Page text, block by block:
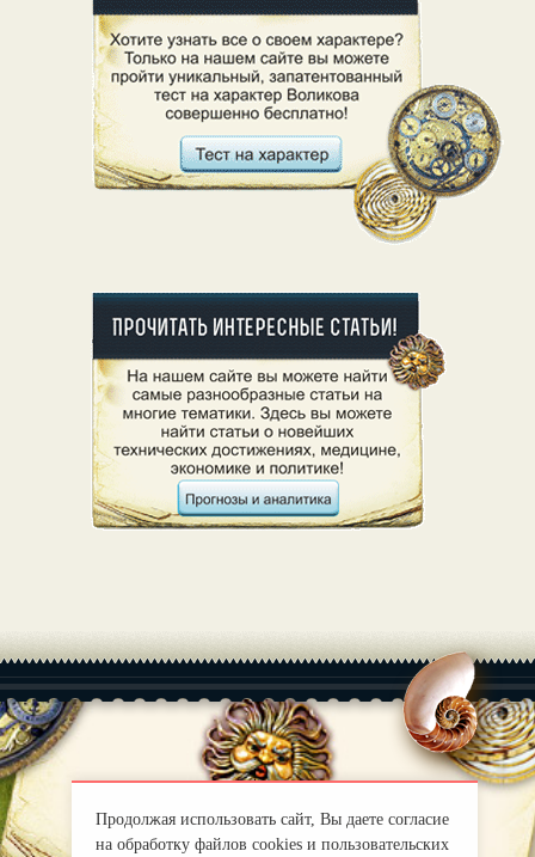
О нас |
Правила
mirprognoz@mail.ru
Продолжая использовать сайт, Вы даете согласие
на обработку файлов cookies и пользовательских